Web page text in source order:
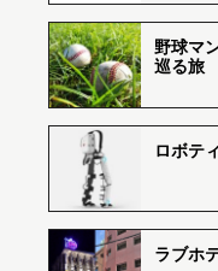
野球マ
巡る旅
ロボテ
ラブホ